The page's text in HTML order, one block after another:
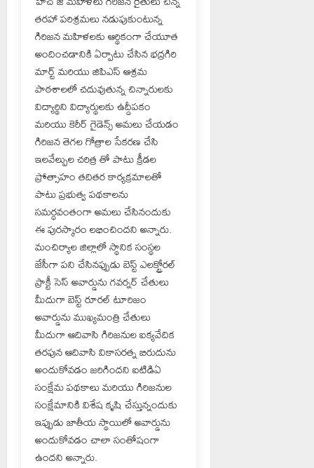
తరహా పరిశ్రమలు నడుపుకుంటున్న
గిరిజన మహిళలకు ఆర్థికంగా చేయూత
అందించడానికి ఏర్పాటు చేసిన భద్రగిరి
మార్ట్ మరియు జిపిఎస్ ఆశ్రమ
పాఠశాలలో చదువుతున్న చిన్నారులకు
విద్యార్థిని విద్యార్థులకు ఉద్దీపకం
మరియు కెరీర్ గైడెన్స్ అమలు చేయడం
గిరిజన తెగల గోత్రాల సేకరణ చేసి
ఇలవేల్పుల చరిత్ర తో పాటు క్రీడల
ప్రోత్సాహం తదితర కార్యక్రమాలతో
పాటు ప్రభుత్వ పథకాలను
సమర్ధవంతంగా అమలు చేసినందుకు
ఈ పురస్కారం లభించిందని అన్నారు.
మంచిర్యాల జిల్లాలో స్థానిక సంస్థల
జేసీగా పని చేసినప్పుడు బెస్ట్ ఎలక్ట్రోరల్
ప్రాక్టీ సెస్ అవార్డును గవర్నర్ చేతులు
మీదుగా బెస్ట్ రూరల్ టూరిజం
అవార్డును ముఖ్యమంత్రి చేతులు
మీదుగా ఆదివాసి గిరిజనుల ఐక్యవేదిక
తరపున ఆదివాసి వికాసరత్న బిరుదును
అందుకోవడం జరిగిందని ఐటిడిఏ
సంక్షేమ పథకాలు మరియు గిరిజనుల
సంక్షేమానికి విశేష కృషి చేస్తున్నందుకు
ఇప్పుడు జాతీయ స్థాయిలో అవార్డును
అందుకోవడం చాలా సంతోషంగా
ఉందని అన్నారు.